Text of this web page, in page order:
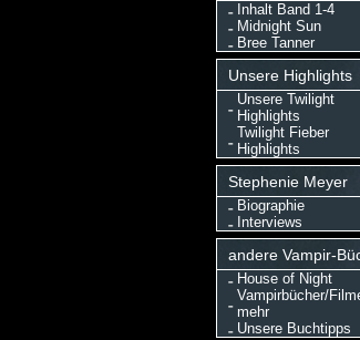
Inhalt Band 1-4
Midnight Sun
Bree Tanner
Unsere Highlights
Unsere Twilight
Highlights
Twilight Fieber
Highlights
Stephenie Meyer
Biographie
Interviews
andere Vampir-
House of Night
Vampirbücher/
mehr
Unsere Buchtipps